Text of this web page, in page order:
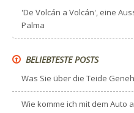
'De Volcán a Volcán', eine
Palma
BELIEBTESTE POSTS
Was Sie über die Teide
Wie komme ich mit dem Auto